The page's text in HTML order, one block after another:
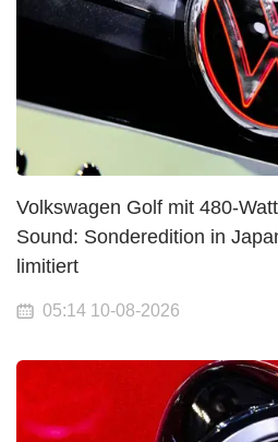
Volkswagen Golf mit 480-
Sound: Sonderedition in
limitiert
05:14 10-08-2026